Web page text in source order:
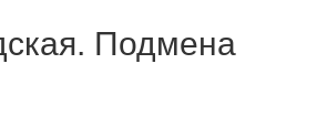
Подмена